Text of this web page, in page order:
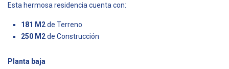
Esta hermosa residencia cuenta con:
181 M2de Terreno
250 M2de Construcción
Planta baja